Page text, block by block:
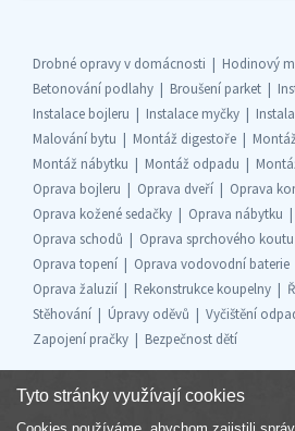
Drobné opravy v domácnosti
Hodinový
Betonování podlahy
Broušení parket
Instalace bojleru
Instalace myčky
Malování bytu
Montáž digestoře
Montáž nábytku
Montáž odpadu
Oprava bojleru
Oprava dveří
Oprava
Oprava kožené sedačky
Oprava nábytku
Oprava schodů
Oprava sprchového koutu
Oprava topení
Oprava vodovodní baterie
Oprava žaluzií
Rekonstrukce koupelny
Stěhování
Úpravy oděvů Vyčištění
Zapojení pračky
Bezpečnost dětí
Tyto stránky využívají cookies